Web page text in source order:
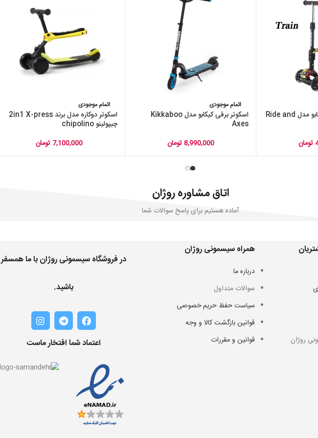
اسکوتر kikKaboo کیکابو مدل Ride and
تومان
اتمام موجودی
اسکوتر برقی کیکابو مدل Kikkaboo
Axes
8,990,000تومان
اتمام موجودی
اسکوتر دوکاره مدل برند 2in1 X-press
چیپولینو chipolino
7,100,000تومان
اتاق مشاوره روژان
آماده هستیم برای پاسخ سوالات شما
روژان
همراه سیسمونی روژان
درباره ما
سوالات متداول
سیاست حفظ حریم خصوصی
قوانین بازگشت کالا و وجه
قوانین و مقررات
در فروشگاه سیسمونی روژان با ما همسفر
باشید.
اعتماد شما افتخار ماست